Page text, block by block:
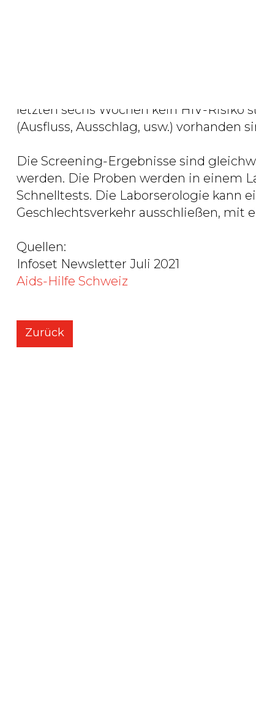
Check at Home ist für alle Menschen
sexuellen Orientierung oder
Menschen sinnvoll, sich auf sexuell
ein ergänzendes Angebot zu den
und kann eine praktische Lösung für
letzten sechs Wochen kein HIV-
(Ausfluss, Ausschlag, usw.) vorhanden
Die Screening-Ergebnisse sind
werden. Die Proben werden in einem
Schnelltests. Die Laborserologie kann
Geschlechtsverkehr ausschließen, mit
Quellen:
Infoset Newsletter Juli 2021
Aids-Hilfe Schweiz
Zurück